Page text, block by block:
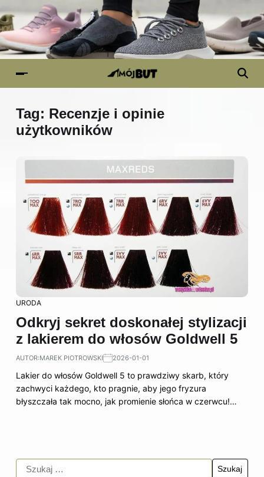
Tag: Recenzje i opinie
użytkowników
URODA
Odkryj sekret doskonałej stylizacji
z lakierem do włosów Goldwell 5
AUTOR:MAREK PIOTROWSKI 2026-01-01
Lakier do włosów Goldwell 5 to prawdziwy skarb, który
zachwyci każdego, kto pragnie, aby jego fryzura
błyszczała tak mocno, jak promienie słońca w czerwcu!…